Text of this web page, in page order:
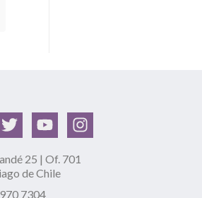
25 | Of. 701
de Chile
7304